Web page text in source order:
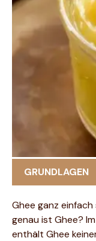
GRUNDLAGEN
Ghee ganz
genau ist Ghee?
enthält Ghee